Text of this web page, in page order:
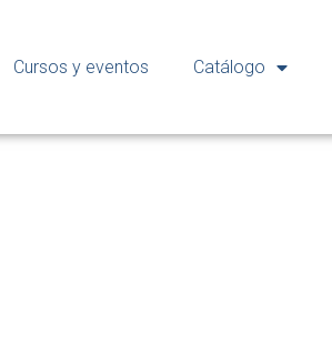
Cursos y eventos Catálogo